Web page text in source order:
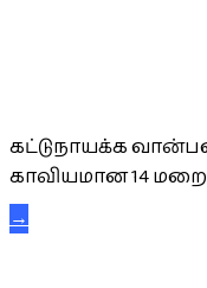
கட்டுநாயக்க
காவியமான 14
→